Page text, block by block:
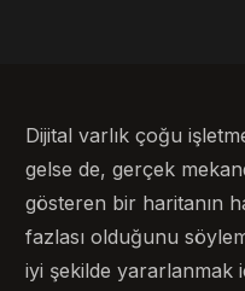
Dijital varlık çoğu
gelse de, gerçek
gösteren bir haritanın
fazlası olduğunu
iyi şekilde yararlanmak